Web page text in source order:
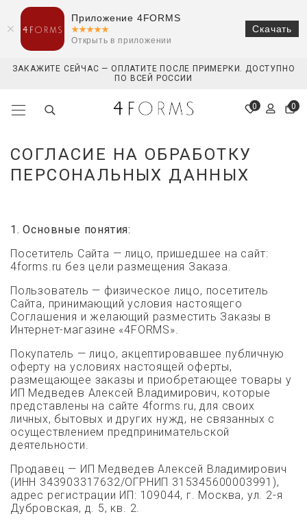
ЗАКАЖИТЕ СЕЙЧАС — ОПЛАТИТЕ ПОСЛЕ ПРИМЕРКИ. ДОСТУПНО
ПО ВСЕЙ РОССИИ
0 0
СОГЛАСИЕ НА ОБРАБОТКУ
ПЕРСОНАЛЬНЫХ ДАННЫХ
1. Основные понятия:
Посетитель Сайта — лицо, пришедшее на сайт:
4forms.ru без цели размещения Заказа.
Пользователь — физическое лицо, посетитель
Сайта, принимающий условия настоящего
Соглашения и желающий разместить Заказы в
Интернет-магазине «4FORMS».
Покупатель — лицо, акцептировавшее публичную
оферту на условиях настоящей оферты,
размещающее заказы и приобретающее товары у
ИП Медведев Алексей Владимирович, которые
представлены на сайте 4forms.ru, для своих
личных, бытовых и других нужд, не связанных с
осуществлением предпринимательской
деятельности.
Продавец — ИП Медведев Алексей Владимирович
(ИНН 343903317632/ОГРНИП 315345600003991),
адрес регистрации ИП: 109044, г. Москва, ул. 2-я
Дубровская, д. 5, кв. 2.
Приложение 4FORMS
Открыть в приложении
Скачать